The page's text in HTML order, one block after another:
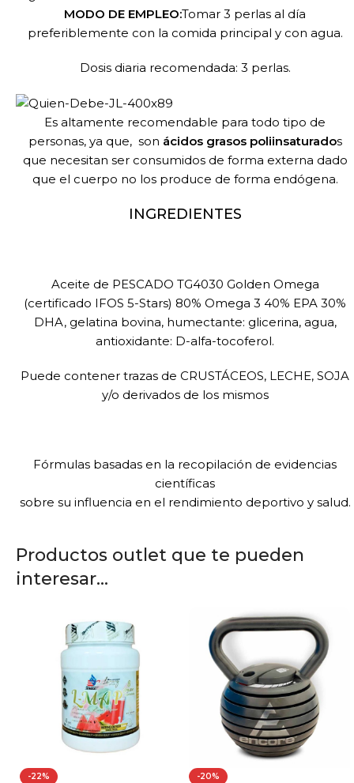
MODO DE EMPLEO:Tomar 3 perlas al día
preferiblemente con la comida principal y con agua.
Dosis diaria recomendada: 3 perlas.
Es altamente recomendable para todo tipo de
personas, ya que, son ácidos grasos poliinsaturados
que necesitan ser consumidos de forma externa dado
que el cuerpo no los produce de forma endógena.
INGREDIENTES
Aceite de PESCADO TG4030 Golden Omega
(certificado IFOS 5-Stars) 80% Omega 3 40% EPA 30%
DHA, gelatina bovina, humectante: glicerina, agua,
antioxidante: D-alfa-tocoferol.
Puede contener trazas de CRUSTÁCEOS, LECHE, SOJA
y/o derivados de los mismos
Fórmulas basadas en la recopilación de evidencias
científicas
sobre su influencia en el rendimiento deportivo y salud.
Productos outlet que te pueden
interesar...
-22% -20%